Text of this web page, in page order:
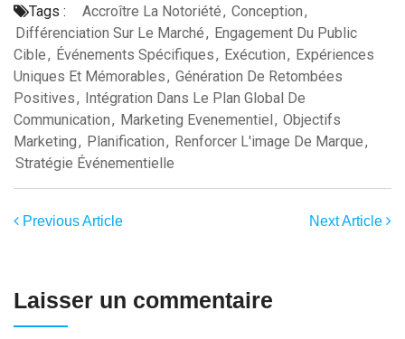
Tags : Accroître La Notoriété, Conception,
Différenciation Sur Le Marché, Engagement Du Public
Cible, Événements Spécifiques, Exécution, Expériences
Uniques Et Mémorables, Génération De Retombées
Positives, Intégration Dans Le Plan Global De
Communication, Marketing Evenementiel, Objectifs
Marketing, Planification, Renforcer L'image De Marque,
Stratégie Événementielle
Previous Article Next Article
Laisser un commentaire